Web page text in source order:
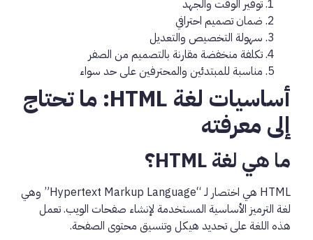
توفير الوقت والجهد
ضمان تصميم احترافي
سهولة التخصيص والتعديل
تكلفة منخفضة مقارنة بالتصميم من الصفر
مناسبة للمبتدئين والمحترفين على حد سواء
أساسيات لغة HTML: ما تحتاج
إلى معرفته
ما هي لغة HTML؟
HTML هي اختصار لـ “Hypertext Markup Language” وهي
لغة الترميز الأساسية المستخدمة لإنشاء صفحات الويب. تعمل
هذه اللغة على تحديد هيكل وتنسيق محتوى الصفحة.